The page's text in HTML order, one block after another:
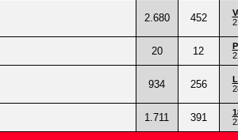
2.680 452
20 12
934 256
1.711 391